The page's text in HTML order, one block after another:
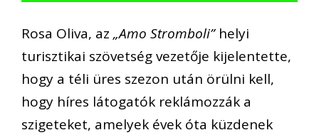
Rosa Oliva, az „Amo Stromboli”helyi
turisztikai szövetség vezetője kijelentette,
hogy a téli üres szezon után örülni kell,
hogy híres látogatók reklámozzák a
szigeteket, amelyek évek óta küzdenek